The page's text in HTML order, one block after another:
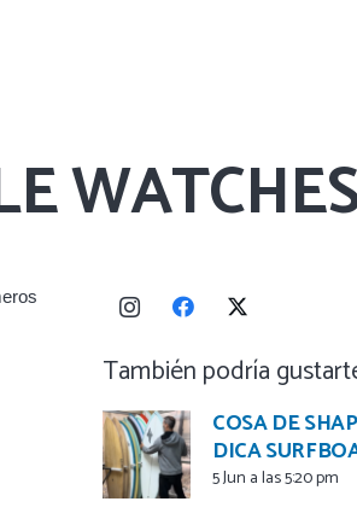
También podría
COSA DE
DICA
5 Jun a las 5:20 pm